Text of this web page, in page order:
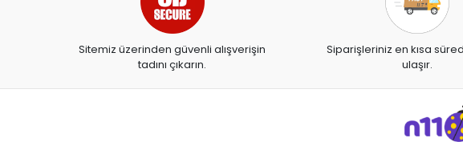
Sitemiz üzerinden güvenli alışverişin
tadını çıkarın.
Siparişleriniz en kısa
ulaşır.